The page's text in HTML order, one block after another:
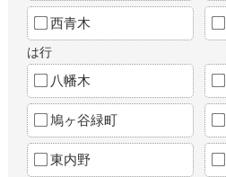
西青木
は行
八幡木
鳩ヶ谷緑町
東内野